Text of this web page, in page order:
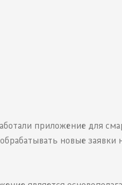
приложение для
новые